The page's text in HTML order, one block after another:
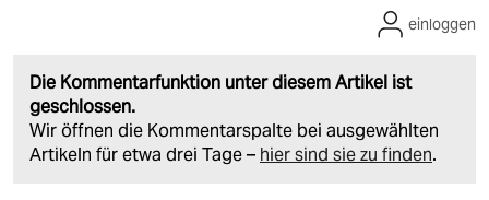
Die Kommentarfunktion unter diesem Artikel ist
geschlossen.
Wir öffnen die Kommentarspalte bei ausgewählten
Artikeln für etwa drei Tage – hier sind sie zu finden.
einloggen